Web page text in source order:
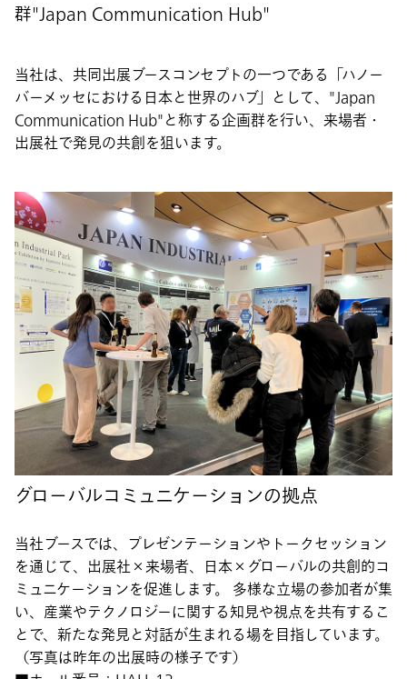
群"Japan Communication Hub"
当社は、共同出展ブースコンセプトの一つである「ハノー
バーメッセにおける日本と世界のハブ」として、"Japan
Communication Hub"と称する企画群を行い、来場者・
出展社で発見の共創を狙います。
グローバルコミュニケーションの拠点
当社ブースでは、プレゼンテーションやトークセッション
を通じて、出展社×来場者、日本×グローバルの共創的コ
ミュニケーションを促進します。 多様な立場の参加者が集
い、産業やテクノロジーに関する知見や視点を共有するこ
とで、新たな発見と対話が生まれる場を目指しています。
（写真は昨年の出展時の様子です）